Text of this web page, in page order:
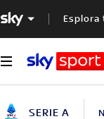
SERIE A